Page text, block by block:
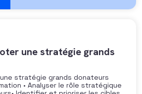
une stratégie grands
stratégie grands donateurs
• Analyser le rôle stratégique